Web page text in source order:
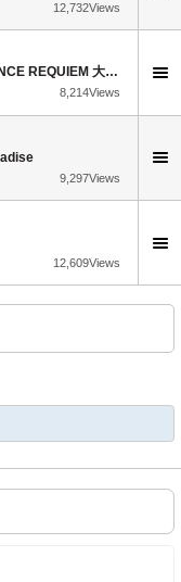
12,732Views
MO'PARADISE / GOLD EXPERIENCE REQUIEM 大暴年会SP 2015
8,214Views
9,297Views
12,609Views